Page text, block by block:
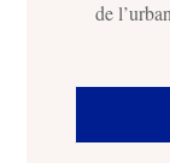
de